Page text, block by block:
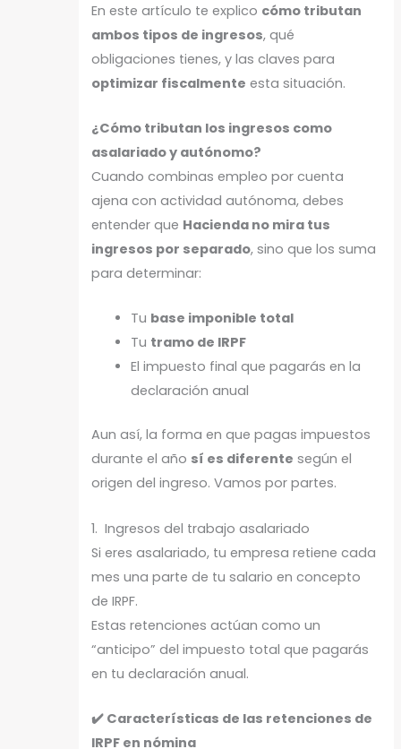
En este artículo te explico cómo tributan
ambos tipos de ingresos, qué
obligaciones tienes, y las claves para
optimizar fiscalmente esta situación.
¿Cómo tributan los ingresos como
asalariado y autónomo?
Cuando combinas empleo por cuenta
ajena con actividad autónoma, debes
entender que Hacienda no mira tus
ingresos por separado, sino que los suma
para determinar:
Tu base imponible total
Tu tramo de IRPF
El impuesto final que pagarás en la
declaración anual
Aun así, la forma en que pagas impuestos
durante el año sí es diferente según el
origen del ingreso. Vamos por partes.
1. Ingresos del trabajo asalariado
Si eres asalariado, tu empresa retiene cada
mes una parte de tu salario en concepto
de IRPF.
Estas retenciones actúan como un
“anticipo” del impuesto total que pagarás
en tu declaración anual.
✔️ Características de las retenciones de
IRPF en nómina